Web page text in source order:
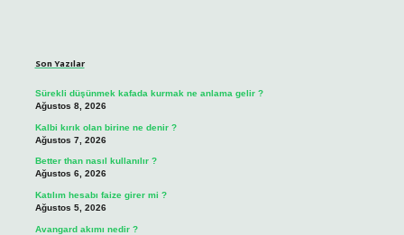
Son Yazılar
Sürekli düşünmek kafada kurmak ne anlama gelir ?
Ağustos 8, 2026
Kalbi kırık olan birine ne denir ?
Ağustos 7, 2026
Better than nasıl kullanılır ?
Ağustos 6, 2026
Katılım hesabı faize girer mi ?
Ağustos 5, 2026
Avangard akımı nedir ?